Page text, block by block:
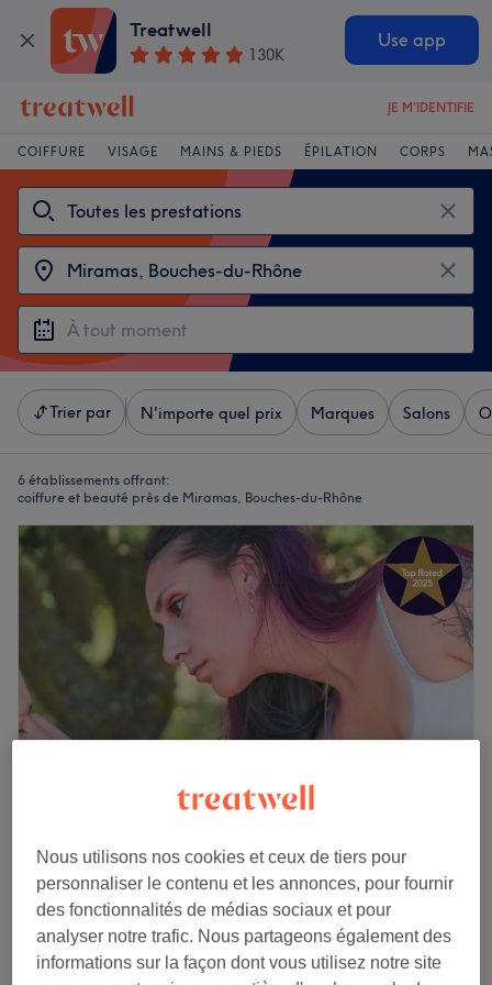
Treatwell
130K
Use app
JE M'IDENTIFIE
COIFFURE VISAGE MAINS & PIEDS ÉPILATION CORPS
Trier par N'importe quel prix Marques Salons
6 établissements offrant:
coiffure et beauté près de Miramas, Bouches-du-Rhône
5,0
116 avis
Miramas, Bouches-du-Rhône
Montrer sur la carte
Épilation à la cire des sourcils
15 min
7 €
Nous utilisons nos cookies et ceux de tiers pour
personnaliser le contenu et les annonces, pour fournir
des fonctionnalités de médias sociaux et pour
analyser notre trafic. Nous partageons également des
informations sur la façon dont vous utilisez notre site